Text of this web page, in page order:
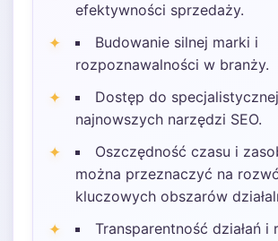
efektywności sprzedaży.
Budowanie silnej marki i
rozpoznawalności w branży.
Dostęp do
najnowszych narzędzi SEO.
Oszczędność czasu i
można przeznaczyć na
kluczowych obszarów
Transparentność działań i